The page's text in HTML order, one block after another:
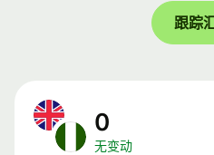
跟踪
0
无变动